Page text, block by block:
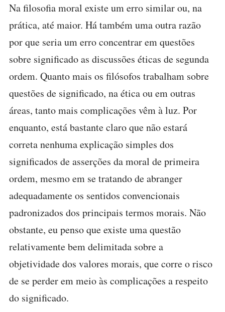
Na filosofia moral existe um erro similar ou, na
prática, até maior. Há também uma outra razão
por que seria um erro concentrar em questões
sobre significado as discussões éticas de segunda
ordem. Quanto mais os filósofos trabalham sobre
questões de significado, na ética ou em outras
áreas, tanto mais complicações vêm à luz. Por
enquanto, está bastante claro que não estará
correta nenhuma explicação simples dos
significados de asserções da moral de primeira
ordem, mesmo em se tratando de abranger
adequadamente os sentidos convencionais
padronizados dos principais termos morais. Não
obstante, eu penso que existe uma questão
relativamente bem delimitada sobre a
objetividade dos valores morais, que corre o risco
de se perder em meio às complicações a respeito
do significado.